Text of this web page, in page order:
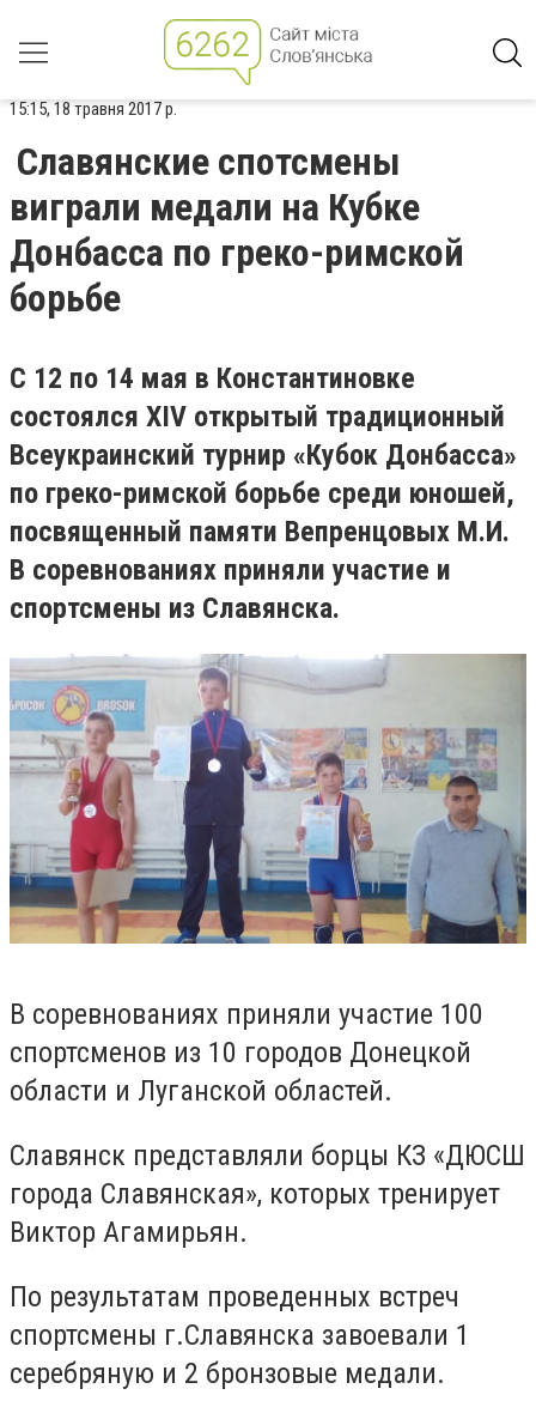
15:15, 18 травня 2017 р.
Славянские спотсмены
виграли медали на Кубке
Донбасса по греко-римской
борьбе
С 12 по 14 мая в Константиновке
состоялся XIV открытый традиционный
Всеукраинский турнир «Кубок Донбасса»
по греко-римской борьбе среди юношей,
посвященный памяти Вепренцовых М.И.
В соревнованиях приняли участие и
спортсмены из Славянска.
В соревнованиях приняли участие 100
спортсменов из 10 городов Донецкой
области и Луганской областей.
Славянск представляли борцы КЗ «ДЮСШ
города Славянская», которых тренирует
Виктор Агамирьян.
По результатам проведенных встреч
спортсмены г.Славянска завоевали 1
серебряную и 2 бронзовые медали.